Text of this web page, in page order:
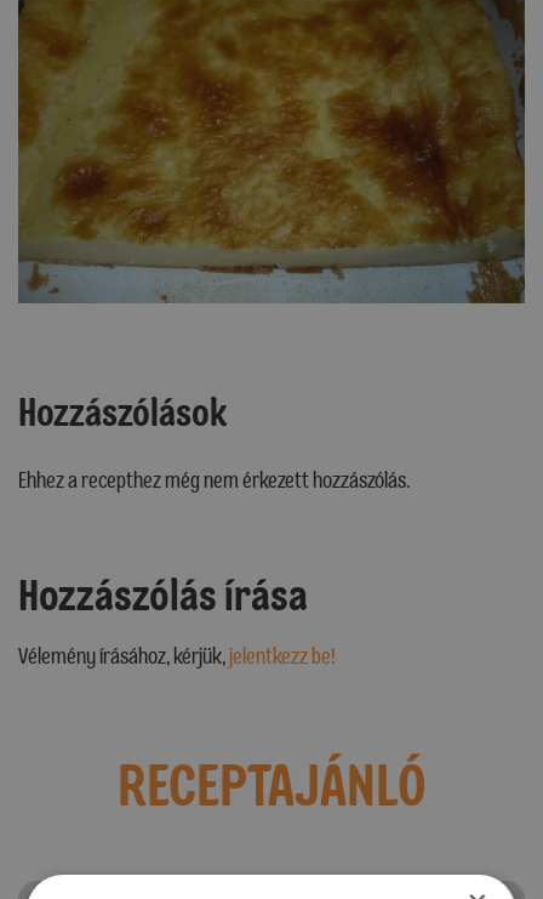
Hozzászólások
Ehhez a recepthez még nem érkezett hozzászólás.
Hozzászólás írása
Vélemény írásához, kérjük,jelentkezz be!
RECEPTAJÁNLÓ